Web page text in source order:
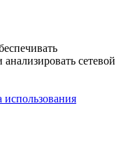
сетевой
использования